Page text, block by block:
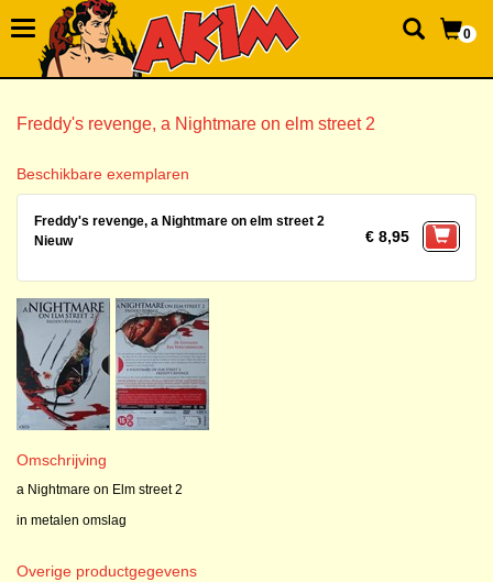
0
Freddy's revenge, a Nightmare on elm street 2
Beschikbare exemplaren
Freddy's revenge, a Nightmare on elm street 2
Nieuw
€ 8,95
Omschrijving
a Nightmare on Elm street 2
in metalen omslag
Overige productgegevens